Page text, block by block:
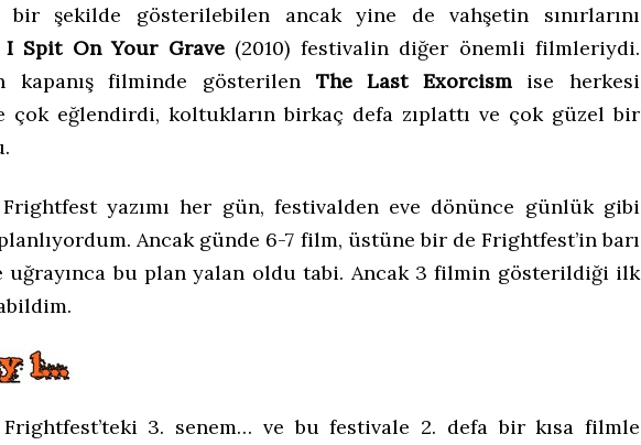
bir şekilde gösterilebilen ancak yine de vahşetin sınırlarını
I Spit On Your Grave(2010) festivalin diğer önemli filmleriydi.
kapanış filminde gösterilen The Last Exorcismise herkesi
çok eğlendirdi, koltukların birkaç defa zıplattı ve çok güzel bir
yazımı her gün, festivalden eve dönünce günlük gibi
Ancak günde 6-7 film, üstüne bir de Frightfest’in barı
uğrayınca bu plan yalan oldu tabi. Ancak 3 filmin gösterildiği ilk
3. senem… ve bu festivale 2. defa bir kısa filmle